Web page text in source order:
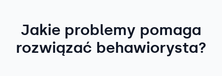
Jakie problemy pomaga
rozwiązać behawiorysta?